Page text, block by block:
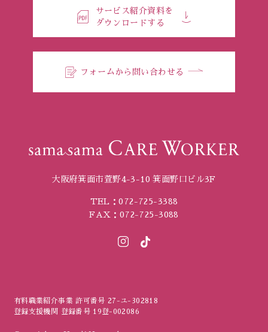
サービス紹介資料を
ダウンロードする
フォームから問い合わせる
大阪府箕面市萱野4-3-10 箕面野口ビル3F
TEL：072-725-3388
FAX：072-725-3088
有料職業紹介事業 許可番号 27-ユ-302818
登録支援機関 登録番号 19登-002086